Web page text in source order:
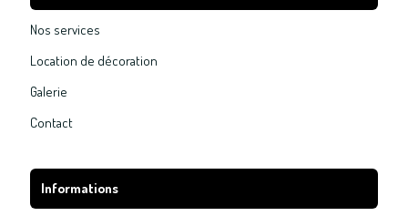
Nos services
Location de décoration
Galerie
Contact
Informations